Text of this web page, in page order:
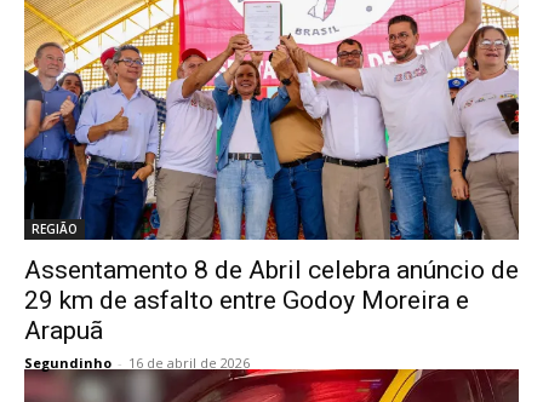
REGIÃO
Assentamento 8 de Abril celebra anúncio de
29 km de asfalto entre Godoy Moreira e
Arapuã
Segundinho - 16 de abril de 2026